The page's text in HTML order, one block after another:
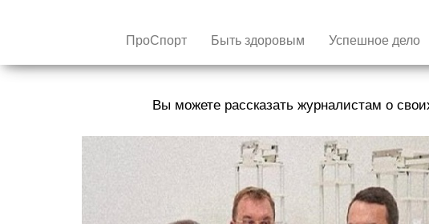
ПроСпорт Быть здоровым Успешное дело
Вы можете рассказать журналистам о